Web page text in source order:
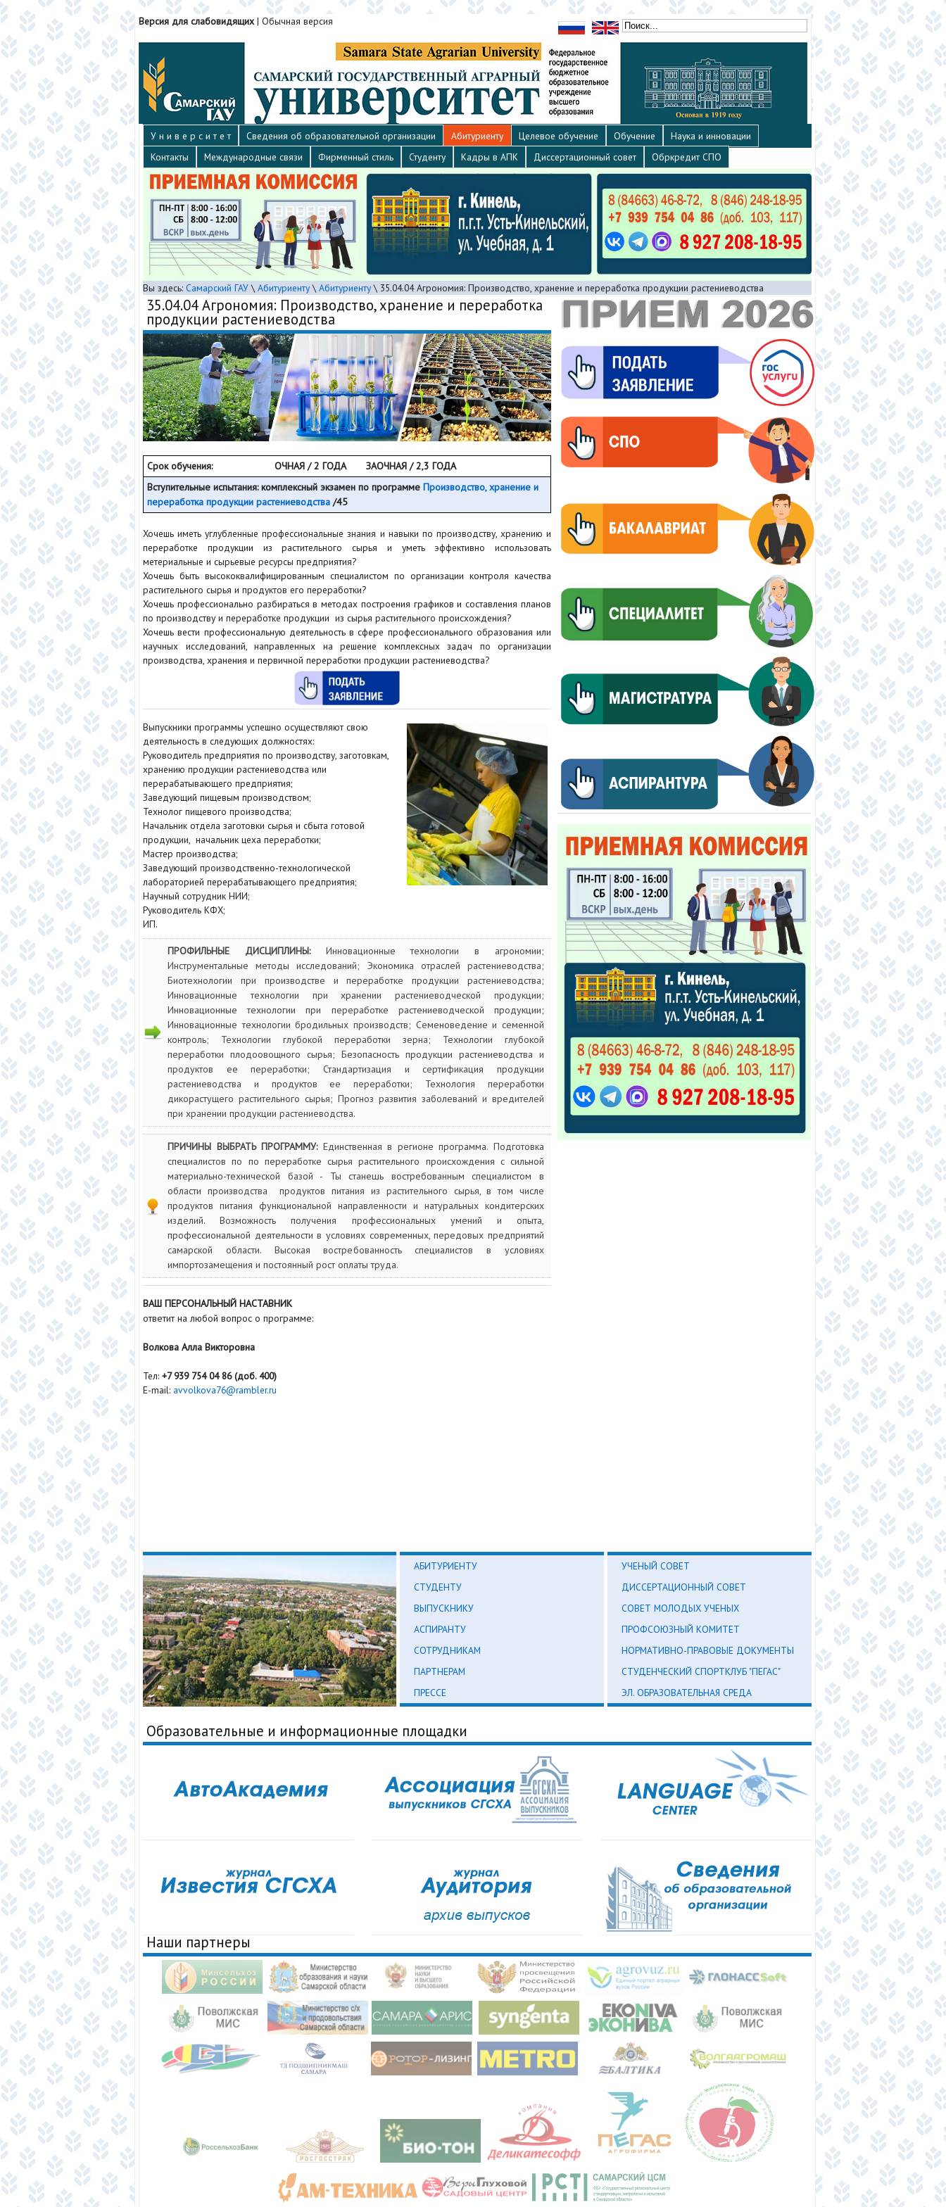
Версия для слабовидящих| Обычная версия
У н и в е р с и т е т Сведения об образовательной организации Абитуриенту Целевое обучение Обучение
Наука и инновации
Контакты
Международные связи Фирменный стиль Студенту Кадры в АПК Диссертационный совет Обркредит СПО
Вы здесь: Самарский ГАУ\ Абитуриенту\ Абитуриенту\ 35.04.04 Агрономия: Производство, хранение и переработка продукции растениеводства
35.04.04 Агрономия: Производство, хранение и переработка
продукции растениеводства
Срок обучения: ОЧНАЯ / 2 ГОДА ЗАОЧНАЯ / 2,3 ГОДА
Вступительные испытания: комплексный экзамен по программе Производство, хранение и
переработка продукции растениеводства /45
Хочешь иметь углубленные профессиональные знания и навыки по производству, хранению и
переработке продукции из растительного сырья и уметь эффективно использовать
метериальные и сырьевые ресурсы предприятия?
Хочешь быть высококвалифицированным специалистом по организации контроля качества
растительного сырья и продуктов его переработки?
Хочешь профессионально разбираться в методах построения графиков и составления планов
по производству и переработке продукции из сырья растительного происхождения?
Хочешь вести профессиональную деятельность в сфере профессионального образования или
научных исследований, направленных на решение комплексных задач по организации
производства, хранения и первичной переработки продукции растениеводства?
Выпускники программы успешно осуществляют свою
деятельность в следующих должностях:
Руководитель предприятия по производству, заготовкам,
хранению продукции растениеводства или
перерабатывающего предприятия;
Заведующий пищевым производством;
Технолог пищевого производства;
Начальник отдела заготовки сырья и сбыта готовой
продукции, начальник цеха переработки;
Мастер производства;
Заведующий производственно-технологической
лабораторией перерабатывающего предприятия;
Научный сотрудник НИИ;
Руководитель КФХ;
ИП.
ПРОФИЛЬНЫЕ ДИСЦИПЛИНЫ: Инновационные технологии в агрономии;
Инструментальные методы исследований; Экономика отраслей растениеводства;
Биотехнологии при производстве и переработке продукции растениеводства;
Инновационные технологии при хранении растениеводческой продукции;
Инновационные технологии при переработке растениеводческой продукции;
Инновационные технологии бродильных производств; Семеноведение и семенной
контроль; Технологии глубокой переработки зерна; Технологии глубокой
переработки плодоовощного сырья; Безопасность продукции растениеводства и
продуктов ее переработки; Стандартизация и сертификация продукции
растениеводства и продуктов ее переработки; Технология переработки
дикорастущего растительного сырья; Прогноз развития заболеваний и вредителей
при хранении продукции растениеводства.
ПРИЧИНЫ ВЫБРАТЬ ПРОГРАММУ: Единственная в регионе программа. Подготовка
специалистов по по переработке сырья растительного происхождения с сильной
материально-технической базой - Ты станешь востребованным специалистом в
области производства продуктов питания из растительного сырья, в том числе
продуктов питания функциональной направленности и натуральных кондитерских
изделий. Возможность получения профессиональных умений и опыта,
профессиональной деятельности в условиях современных, передовых предприятий
самарской области. Высокая востребованность специалистов в условиях
импортозамещения и постоянный рост оплаты труда.
ВАШ ПЕРСОНАЛЬНЫЙ НАСТАВНИК
ответит на любой вопрос о программе:
Волкова Алла Викторовна
Тел: +7 939 754 04 86 (доб. 400)
E-mail: avvolkova76@rambler.ru
АБИТУРИЕНТУ
СТУДЕНТУ
ВЫПУСКНИКУ
АСПИРАНТУ
СОТРУДНИКАМ
ПАРТНЕРАМ
ПРЕССЕ
УЧЕНЫЙ СОВЕТ
ДИССЕРТАЦИОННЫЙ СОВЕТ
СОВЕТ МОЛОДЫХ УЧЕНЫХ
ПРОФСОЮЗНЫЙ КОМИТЕТ
НОРМАТИВНО-ПРАВОВЫЕ ДОКУМЕНТЫ
СТУДЕНЧЕСКИЙ СПОРТКЛУБ "ПЕГАС"
ЭЛ. ОБРАЗОВАТЕЛЬНАЯ СРЕДА
Образовательные и информационные площадки
Наши партнеры